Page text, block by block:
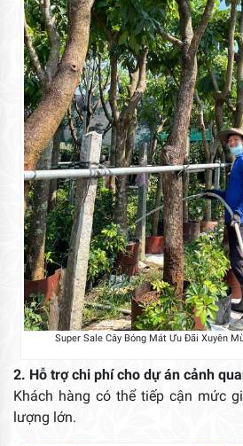
Super Sale Cây Bóng Mát Ưu Đãi Xuyên
2. Hỗ trợ chi phí cho dự án cảnh
Khách hàng có thể tiếp cận mức
lượng lớn.